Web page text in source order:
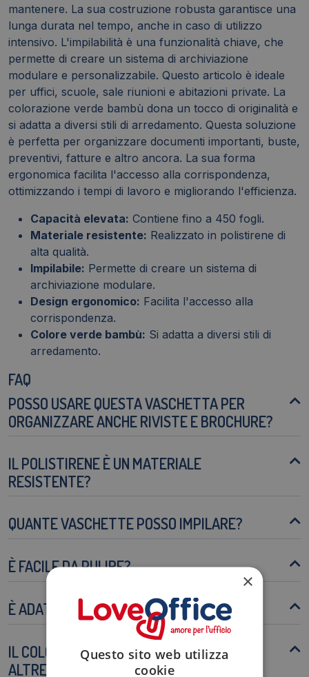
mantenere. La sua costruzione robusta garantisce una
lunga durata nel tempo, anche in caso di utilizzo
intensivo. L'impilabilità è una funzionalità chiave, che
permette di creare un sistema di archiviazione
modulare e personalizzabile. Questo articolo è ideale
per uffici, scuole, sale riunioni e abitazioni private. La
colorazione verde bambù dona un tocco di originalità e
si adatta a diversi stili di arredamento. Questa soluzione
è perfetta per organizzare documenti importanti, buste,
preventivi, fatture e altro ancora. La sua forma
ergonomica facilita l'accesso alla corrispondenza,
ottimizzando i tempi di lavoro e migliorando l'efficienza.
Capacità elevata: Contiene fino a 450 fogli.
Materiale resistente: Realizzato in polistirene di
alta qualità.
Impilabile: Permette di creare un sistema di
archiviazione modulare.
Design ergonomico: Facilita l'accesso alla
corrispondenza.
Colore verde bambù: Si adatta a diversi stili di
arredamento.
FAQ
POSSO USARE QUESTA VASCHETTA PER
ORGANIZZARE ANCHE RIVISTE E BROCHURE?
IL POLISTIRENE È UN MATERIALE
RESISTENTE?
QUANTE VASCHETTE POSSO IMPILARE?
È FACILE DA PULIRE?
È ADATTA ANCHE ALL'USO DOMESTICO?
IL COLORE VERDE BAMBÙ È DISPONIBILE IN
ALTRE TONALITÀ?
×
Questo sito web utilizza
cookie